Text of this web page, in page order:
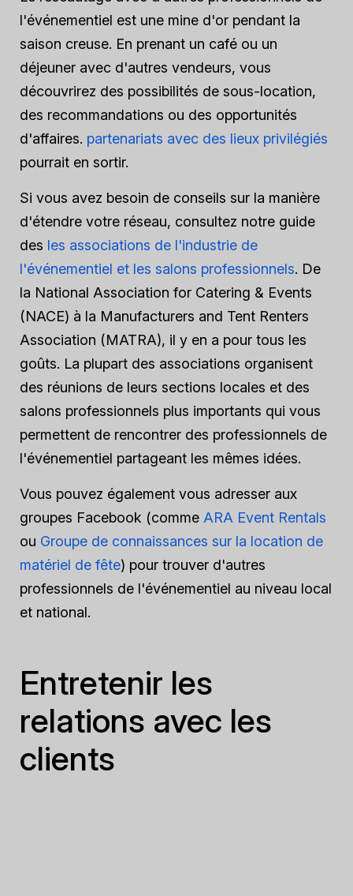
l'événementiel est une mine d'or pendant la
saison creuse. En prenant un café ou un
déjeuner avec d'autres vendeurs, vous
découvrirez des possibilités de sous-location,
des recommandations ou des opportunités
d'affaires. partenariats avec des lieux privilégiés
pourrait en sortir.
Si vous avez besoin de conseils sur la manière
d'étendre votre réseau, consultez notre guide
des les associations de l'industrie de
l'événementiel et les salons professionnels. De
la National Association for Catering & Events
(NACE) à la Manufacturers and Tent Renters
Association (MATRA), il y en a pour tous les
goûts. La plupart des associations organisent
des réunions de leurs sections locales et des
salons professionnels plus importants qui vous
permettent de rencontrer des professionnels de
l'événementiel partageant les mêmes idées.
Vous pouvez également vous adresser aux
groupes Facebook (comme ARA Event Rentals
ou Groupe de connaissances sur la location de
matériel de fête) pour trouver d'autres
professionnels de l'événementiel au niveau local
et national.
Entretenir les
relations avec les
clients